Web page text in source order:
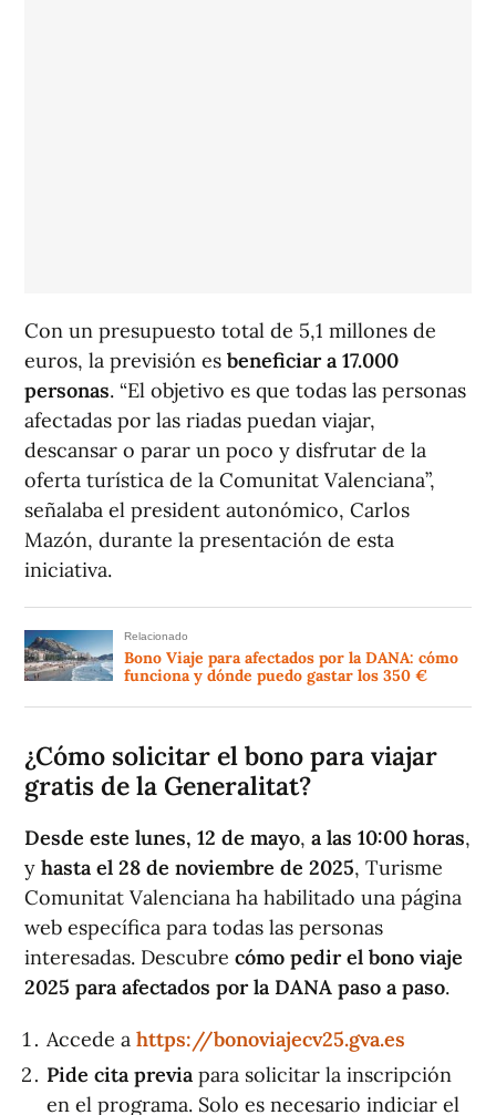
Con un presupuesto total de 5,1 millones de
euros, la previsión es beneficiar a 17.000
personas. “El objetivo es que todas las personas
afectadas por las riadas puedan viajar,
descansar o parar un poco y disfrutar de la
oferta turística de la Comunitat Valenciana”,
señalaba el president autonómico, Carlos
Mazón, durante la presentación de esta
iniciativa.
Relacionado
Bono Viaje para afectados por la DANA: cómo
funciona y dónde puedo gastar los 350 €
¿Cómo solicitar el bono para viajar
gratis de la Generalitat?
Desde este lunes, 12 de mayo, a las 10:00 horas,
y hasta el 28 de noviembre de 2025, Turisme
Comunitat Valenciana ha habilitado una página
web específica para todas las personas
interesadas. Descubre cómo pedir el bono viaje
2025 para afectados por la DANA paso a paso.
Accede a https://bonoviajecv25.gva.es
Pide cita previa para solicitar la inscripción
en el programa. Solo es necesario indiciar el